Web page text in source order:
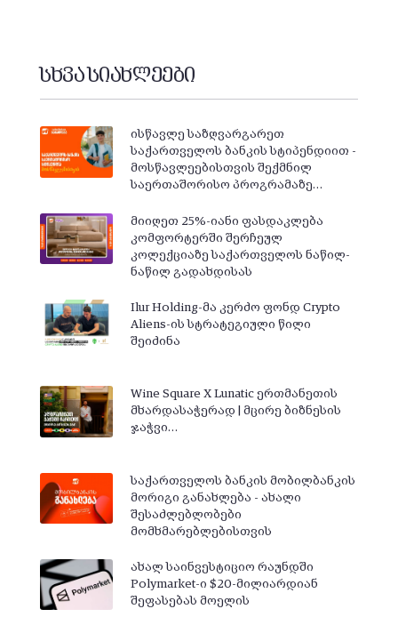
სხვა სიახლეები
ისწავლე საზღვარგარეთ
საქართველოს ბანკის სტიპენდიით -
მოსწავლეებისთვის შექმნილ
საერთაშორისო პროგრამაზე…
მიიღეთ 25%-იანი ფასდაკლება
კომფორტერში შერჩეულ
კოლექციაზე საქართველოს ნაწილ-
ნაწილ გადახდისას
Ilur Holding-მა კერძო ფონდ Crypto
Aliens-ის სტრატეგიული წილი
შეიძინა
Wine Square X Lunatic ერთმანეთის
მხარდასაჭერად | მცირე ბიზნესის
ჯაჭვი…
საქართველოს ბანკის მობილბანკის
მორიგი განახლება - ახალი
შესაძლებლობები
მომხმარებლებისთვის
ახალ საინვესტიციო რაუნდში
Polymarket-ი $20-მილიარდიან
შეფასებას მოელის